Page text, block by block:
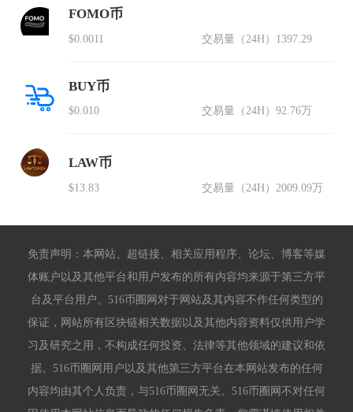
FOMO币
$0.0011 交易量（24H） 1397.29
BUY币
$0.010 交易量（24H）92.76万
LAW币
$13.83 交易量（24H） 2009.09万
免责声明：本网站、超链接、相关应用程序、论坛、博客等媒
体账户以及其他平台和用户发布的所有内容均来源于第三方平
台及平台用户。516币圈网对于网站及其内容不作任何类型的
保证，网站所有区块链相关数据以及其他内容资料仅供用户学
习及研究之用，不构成任何投资、法律等其他领域的建议和依
据。516币圈网用户以及其他第三方平台在本网站发布的任何
内容均由其个人负责，与516币圈网无关。516币圈网不对任何